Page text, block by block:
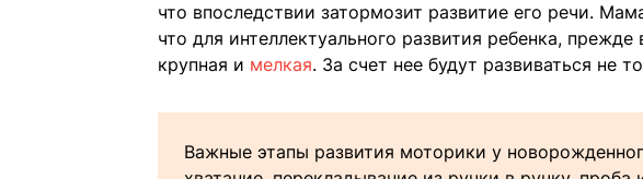
что впоследствии затормозит развитие его речи.
что для интеллектуального развития ребенка,
крупная и мелкая. За счет нее будут развиваться не
Важные этапы развития моторики у